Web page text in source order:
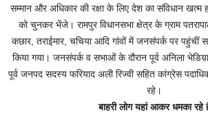
सम्मान और अधिकार की रक्षा के लिए देश का संविधान खत्म
को चुनकर भेंजे। रामपुर विधानसभा क्षेत्र के ग्राम
कछार, तराईमार, चचिया आदि गांवों में जनसंपर्क पर
किया गया। जनसंपर्क व सभाओं के दौरान पूर्व अनिला
पूर्व जनपद सदस्य फरियाद अली रिज्वी सहित कांग्रेस
रहे।
बाहरी लोग यहां आकर धमका रहे